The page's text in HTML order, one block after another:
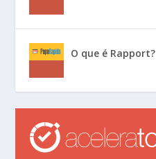
O que é Rapport?